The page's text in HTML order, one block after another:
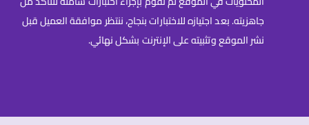
جاهزيته. بعد اجتيازه للاختبارات بنجاح، ننتظر موافقة العميل قبل
نشر الموقع وتثبيته على الإنترنت بشكل نهائي.